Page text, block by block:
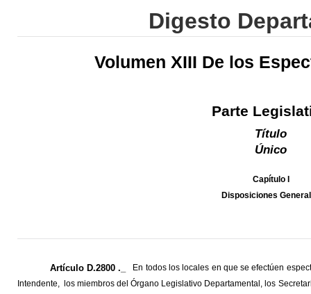
Digesto
Volumen XIII De los
Parte
Título
Único
Capítulo I
Disposiciones
Artículo D.2800 ._
En todos los locales en que se efectúen
Intendente, los miembros del Órgano Legislativo Departamental, los